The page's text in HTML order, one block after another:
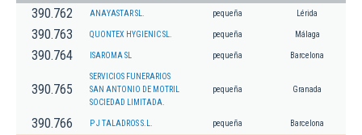
390.762 ANAYASTAR SL. pequeña Lérida
390.763 QUONTEX HYGIENIC SL. pequeña Málaga
390.764 ISAROMA SL pequeña Barcelona
390.765
SERVICIOS FUNERARIOS
SAN ANTONIO DE MOTRIL
SOCIEDAD LIMITADA.
pequeña Granada
390.766 P J TALADROS S.L. pequeña Barcelona